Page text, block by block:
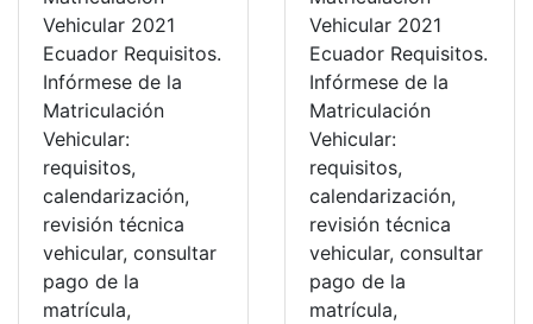
Vehicular 2021
Ecuador Requisitos.
Infórmese de la
Matriculación
Vehicular:
requisitos,
calendarización,
revisión técnica
vehicular, consultar
pago de la
matrícula,
Vehicular 2021
Ecuador Requisitos.
Infórmese de la
Matriculación
Vehicular:
requisitos,
calendarización,
revisión técnica
vehicular, consultar
pago de la
matrícula,